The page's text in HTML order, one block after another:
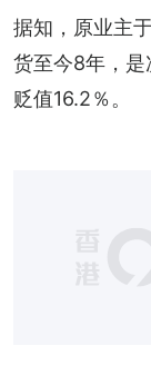
据知，原业主
货至今8年，
贬值16.2％。